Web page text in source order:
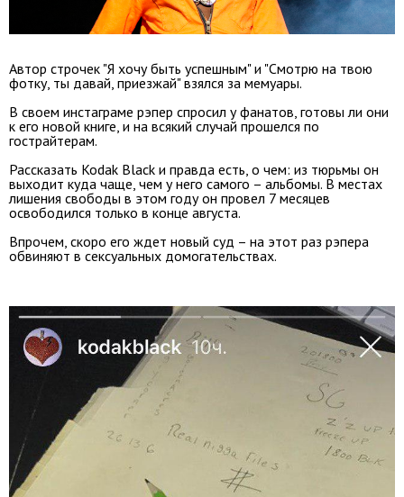
Автор строчек "Я хочу быть успешным" и "Смотрю на твою
фотку, ты давай, приезжай" взялся за мемуары.
В своем инстаграме рэпер спросил у фанатов, готовы ли они
к его новой книге, и на всякий случай прошелся по
гострайтерам.
Рассказать Kodak Black и правда есть, о чем: из тюрьмы он
выходит куда чаще, чем у него самого – альбомы. В местах
лишения свободы в этом году он провел 7 месяцев
освободился только в конце августа.
Впрочем, скоро его ждет новый суд – на этот раз рэпера
обвиняют в сексуальных домогательствах.